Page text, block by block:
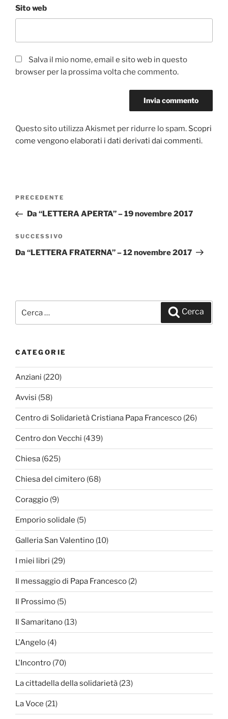
Sito web
Salva il mio nome, email e sito web in questo
browser per la prossima volta che commento.
Questo sito utilizza Akismet per ridurre lo spam. Scopri
come vengono elaborati i dati derivati dai commenti.
Navigazione
Articolo
precedente:
PRECEDENTE
Da “LETTERA APERTA” – 19 novembre 2017
Articolo
successivo
SUCCESSIVO
Da “LETTERA FRATERNA” – 12 novembre 2017
Cerca
CATEGORIE
Anziani (220)
Avvisi (58)
Centro di Solidarietà Cristiana Papa Francesco (26)
Centro don Vecchi (439)
Chiesa (625)
Chiesa del cimitero (68)
Coraggio (9)
Emporio solidale (5)
Galleria San Valentino (10)
I miei libri (29)
Il messaggio di Papa Francesco (2)
Il Prossimo (5)
Il Samaritano (13)
L'Angelo (4)
L'Incontro (70)
La cittadella della solidarietà (23)
La Voce (21)